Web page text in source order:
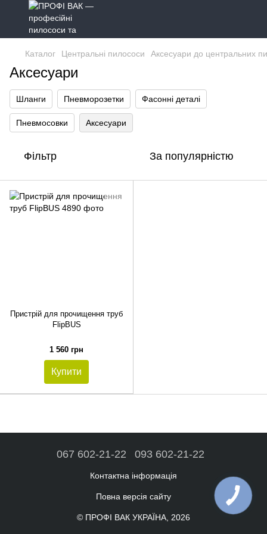
Каталог Центральні пилососи Аксесуари до центральних
Аксесуари
Шланги Пневморозетки Фасонні деталі
Пневмосовки Аксесуари
Фільтр За популярністю
Пристрій для прочищення труб
FlipBUS
1 560 грн
Купити
067 602-21-22 093 602-21-22
Контактна інформація
Повна версія сайту
© ПРОФІ ВАК УКРАЇНА, 2026